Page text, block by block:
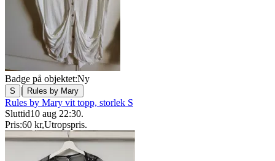
Badge på objektet:Ny
S | Rules by Mary
Rules by Mary vit topp, storlek S
Sluttid10 aug 22:30.
Pris:60 kr,Utropspris.